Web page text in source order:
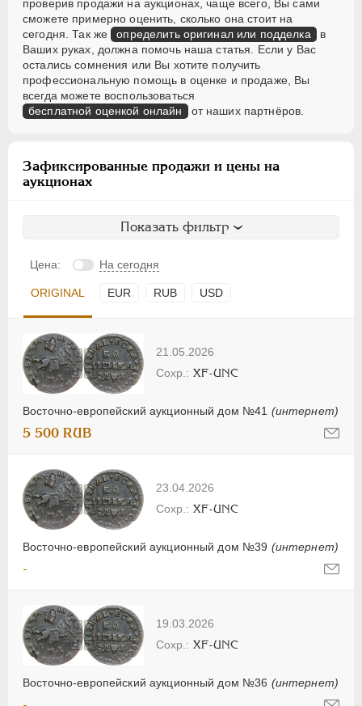
проверив продажи на аукционах, чаще всего, Вы сами
сможете примерно оценить, сколько она стоит на
сегодня. Так же определить оригинал или подделка в
Ваших руках, должна помочь наша статья. Если у Вас
остались сомнения или Вы хотите получить
профессиональную помощь в оценке и продаже, Вы
всегда можете воспользоваться
бесплатной оценкой онлайн от наших партнёров.
Зафиксированные продажи и цены на
аукционах
Показать фильтр
Цена: На сегодня
ORIGINAL EUR RUB USD
21.05.2026
Восточно-европейский аукционный дом №41 (интернет)
XF-UNC
5 500 RUB
23.04.2026
Восточно-европейский аукционный дом №39 (интернет)
XF-UNC
-
19.03.2026
Восточно-европейский аукционный дом №36 (интернет)
XF-UNC